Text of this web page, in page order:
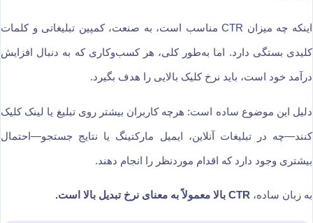
اینکه چه میزان CTR مناسب است، به صنعت، کمپین تبلیغاتی و کلمات
کلیدی بستگی دارد. اما به‌طور کلی، هر کسب‌وکاری که به دنبال افزایش
درآمد خود است، باید نرخ کلیک بالایی را هدف بگیرد.
دلیل این موضوع ساده است: هرچه کاربران بیشتر روی تبلیغ یا لینک کلیک
کنند—چه در تبلیغات آنلاین، ایمیل مارکتینگ یا نتایج جستجو—احتمال
بیشتری وجود دارد که اقدام موردنظر را انجام دهند.
به زبان ساده، CTR بالا معمولاً به معنای نرخ تبدیل بالا است.